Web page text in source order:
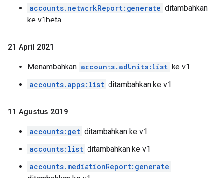
accounts.networkReport:generate ditambahkan
ke v1beta
21 April 2021
Menambahkan accounts.adUnits:list ke v1
accounts.apps:list ditambahkan ke v1
11 Agustus 2019
accounts:get ditambahkan ke v1
accounts:list ditambahkan ke v1
accounts.mediationReport:generate